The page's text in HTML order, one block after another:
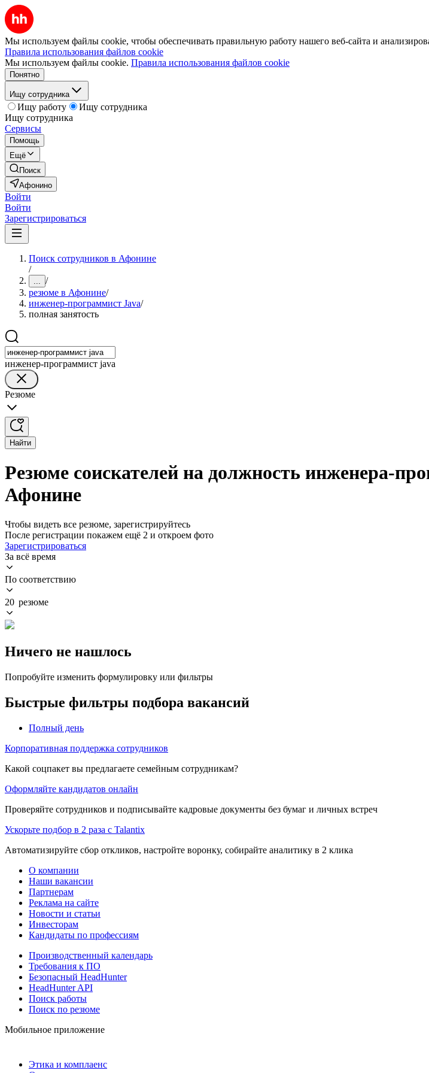
Мы используем файлы cookie, чтобы обеспечивать правильную работу нашего веб-сайта и
Правила использования файлов cookie
Мы используем файлы cookie. Правила использования файлов cookie
Понятно
Ищу сотрудника
Ищу работу
Ищу сотрудника
Ищу сотрудника
Сервисы
Помощь
Ещё
Поиск
Афонино
Войти
Войти
Зарегистрироваться
Поиск сотрудников в Афонине
/
... /
резюме в Афонине/
инженер-программист Java/
полная занятость
инженер-программист java
Резюме
Найти
Резюме соискателей на должность инженера-
Афонине
Чтобы видеть все резюме, зарегистрируйтесь
После регистрации покажем ещё 2 и откроем фото
Зарегистрироваться
За всё время
По соответствию
20 резюме
Ничего не нашлось
Попробуйте изменить формулировку или фильтры
Быстрые фильтры подбора вакансий
Полный день
Корпоративная поддержка сотрудников
Какой соцпакет вы предлагаете семейным сотрудникам?
Оформляйте кандидатов онлайн
Проверяйте сотрудников и подписывайте кадровые документы без бумаг и личных встреч
Ускорьте подбор в 2 раза с Talantix
Автоматизируйте сбор откликов, настройте воронку, собирайте аналитику в 2 клика
О компании
Наши вакансии
Партнерам
Реклама на сайте
Новости и статьи
Инвесторам
Кандидаты по профессиям
Производственный календарь
Требования к ПО
Безопасный HeadHunter
HeadHunter API
Поиск работы
Поиск по резюме
Мобильное приложение
Этика и комплаенс